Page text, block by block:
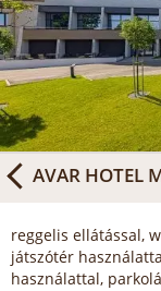
AVAR HOTEL
reggelis ellátással,
játszótér
használattal,